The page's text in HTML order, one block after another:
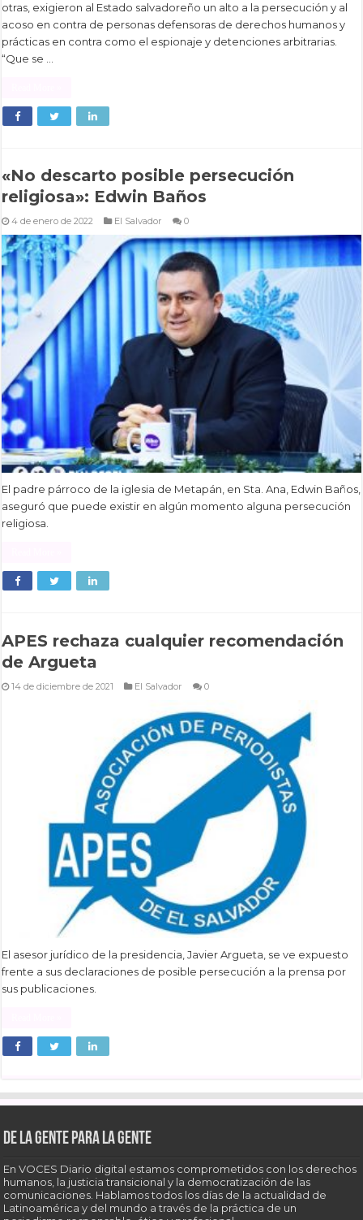
otras, exigieron al Estado salvadoreño un alto a la persecución y al
acoso en contra de personas defensoras de derechos humanos y
prácticas en contra como el espionaje y detenciones arbitrarias.
“Que se …
«No descarto posible persecución
religiosa»: Edwin Baños
4 de enero de 2022 El Salvador 0
El padre párroco de la iglesia de Metapán, en Sta. Ana, Edwin Baños,
aseguró que puede existir en algún momento alguna persecución
religiosa.
APES rechaza cualquier recomendación
de Argueta
14 de diciembre de 2021 El Salvador 0
El asesor jurídico de la presidencia, Javier Argueta, se ve expuesto
frente a sus declaraciones de posible persecución a la prensa por
sus publicaciones.
De la gente para la gente
En VOCES Diario digital estamos comprometidos con los derechos
humanos, la justicia transicional y la democratización de las
comunicaciones. Hablamos todos los días de la actualidad de
Latinoamérica y del mundo a través de la práctica de un